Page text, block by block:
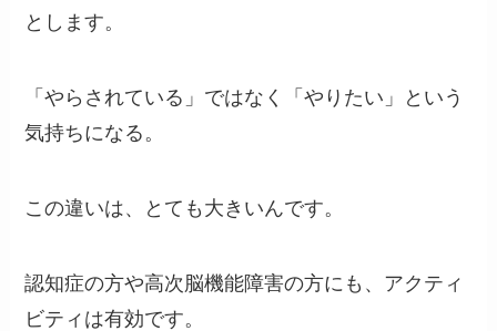
とします。
「やらされている」ではなく「やりたい」という
気持ちになる。
この違いは、とても大きいんです。
認知症の方や高次脳機能障害の方にも、アクティ
ビティは有効です。